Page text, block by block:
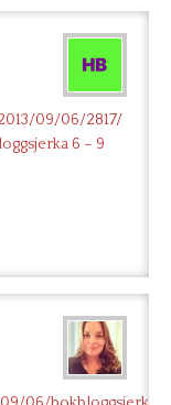
09/06/2817/
6 – 9